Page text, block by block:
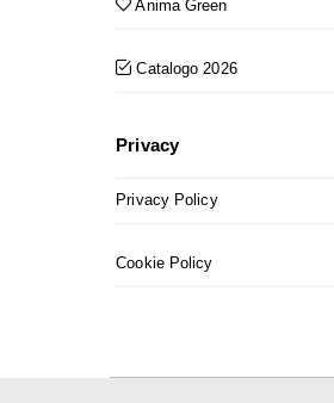
Anima Green
Catalogo 2026
Privacy
Privacy Policy
Cookie Policy